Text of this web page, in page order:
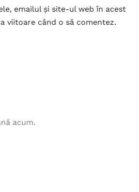
acum.
emailul și site-ul web în acest
viitoare când o să comentez.